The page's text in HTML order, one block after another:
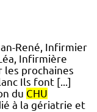
René, Infirmier
Infirmière
les prochaines
Ils font [...]
du CHU
à la gériatrie et